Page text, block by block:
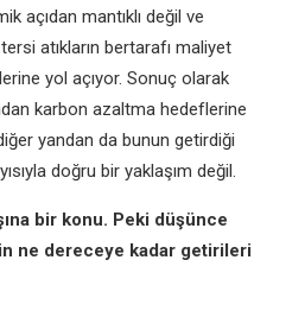
açıdan mantıklı değil ve
atıkların bertarafı maliyet
yol açıyor. Sonuç olarak
karbon azaltma hedeflerine
yandan da bunun getirdiği
doğru bir yaklaşım değil.
bir konu. Peki düşünce
ne dereceye kadar getirileri